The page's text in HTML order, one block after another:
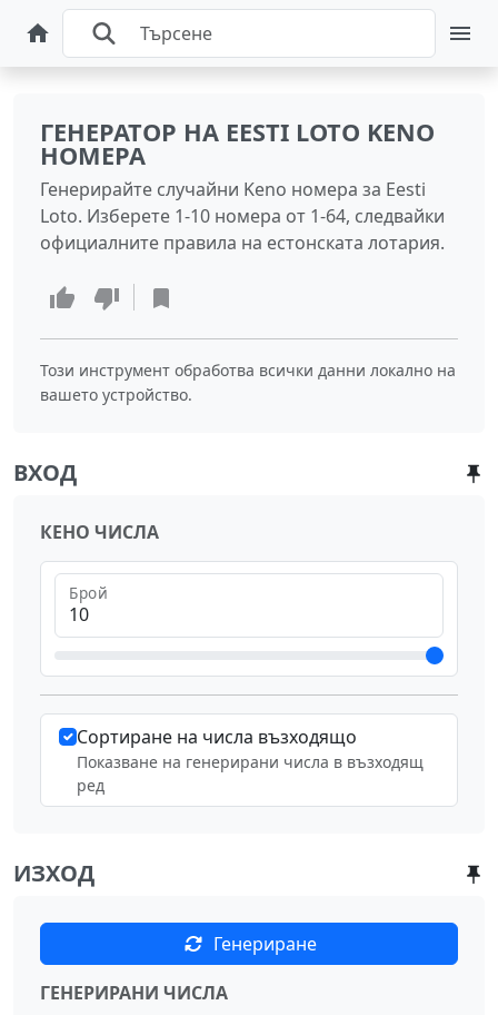
ГЕНЕРАТОР НА EESTI LOTO KENO
НОМЕРА
Генерирайте случайни Keno номера за Eesti
Loto. Изберете 1-10 номера от 1-64, следвайки
официалните правила на естонската лотария.
Този инструмент обработва всички данни локално на
вашето устройство.
ВХОД
КЕНО ЧИСЛА
Брой
Сортиране на числа възходящо
Показване на генерирани числа в възходящ
ред
ИЗХОД
Генериране
ГЕНЕРИРАНИ ЧИСЛА